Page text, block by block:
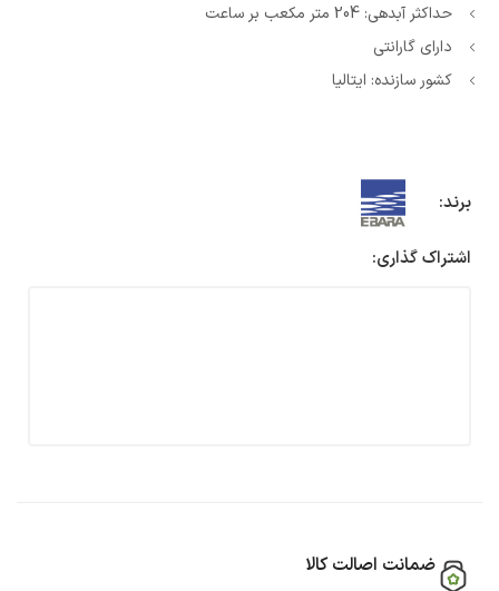
حداکثر آبدهی: 204 متر مکعب بر ساعت
دارای گارانتی
کشور سازنده: ایتالیا
برند:
اشتراک گذاری:
ضمانت اصالت کالا